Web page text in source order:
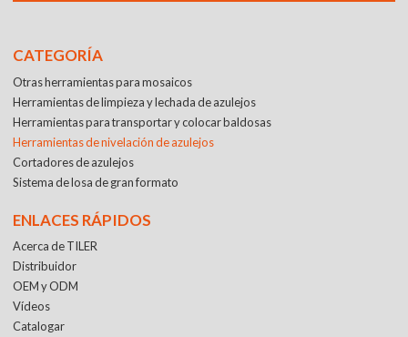
CATEGORÍA
Otras herramientas para mosaicos
Herramientas de limpieza y lechada de azulejos
Herramientas para transportar y colocar baldosas
Herramientas de nivelación de azulejos
Cortadores de azulejos
Sistema de losa de gran formato
ENLACES RÁPIDOS
Acerca de TILER
Distribuidor
OEM y ODM
Vídeos
Catalogar